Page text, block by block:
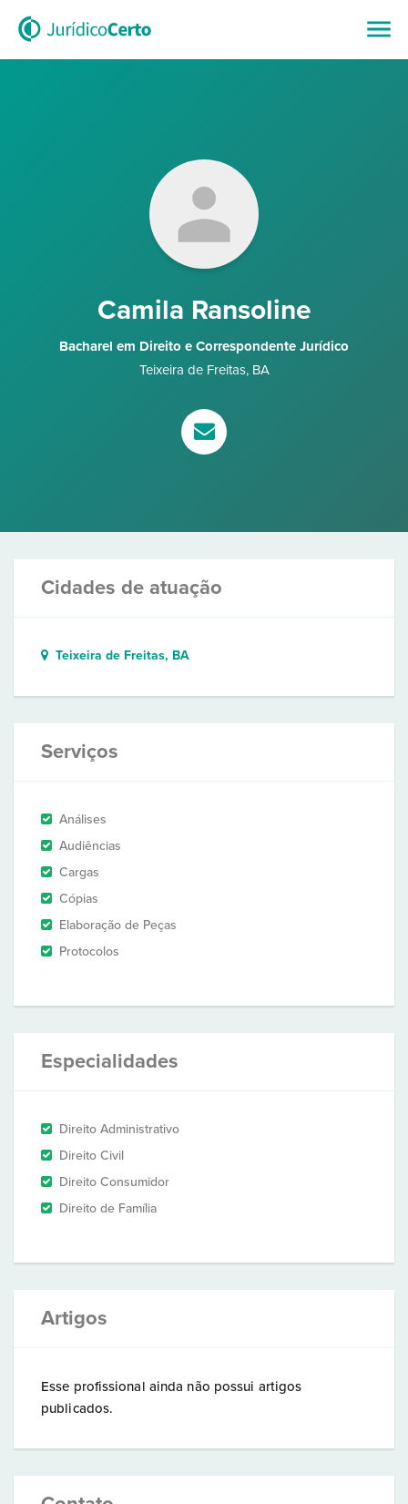
Camila Ransoline
Bacharel em Direito e Correspondente Jurídico
Teixeira de Freitas, BA
Cidades de atuação
Teixeira de Freitas, BA
Serviços
Análises
Audiências
Cargas
Cópias
Elaboração de Peças
Protocolos
Especialidades
Direito Administrativo
Direito Civil
Direito Consumidor
Direito de Família
Artigos
Esse profissional ainda não possui artigos
publicados.